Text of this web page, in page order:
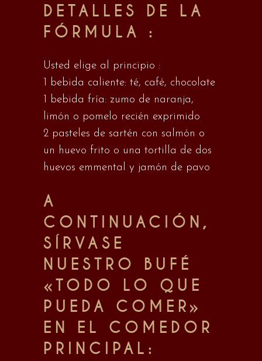
DETALLES DE LA
FÓRMULA :
Usted elige al principio :
1 bebida caliente: té, café, chocolate
1 bebida fría: zumo de naranja,
limón o pomelo recién exprimido
2 pasteles de sartén con salmón o
un huevo frito o una tortilla de dos
huevos emmental y jamón de pavo
A
CONTINUACIÓN,
SÍRVASE
NUESTRO BUFÉ
«TODO LO QUE
PUEDA COMER»
EN EL COMEDOR
PRINCIPAL: